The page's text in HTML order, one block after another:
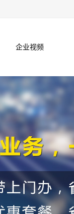
企业视频
联系方式